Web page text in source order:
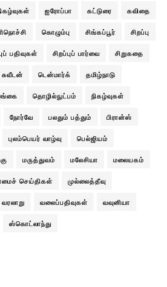
ஐரோப்பா கட்டுரை கவிதை
கொழும்பு சிங்கப்பூர் சிறப்பு
பதிவுகள் சிறப்புப் பார்வை சிறுகதை
சுவீடன் டென்மார்க் தமிழ்நாடு
தொழில்நுட்பம் நிகழ்வுகள்
நோர்வே பலதும் பத்தும் பிரான்ஸ்
புலம்பெயர் வாழ்வு பெல்ஜியம்
மருத்துவம் மலேசியா மலையகம்
செய்திகள் முல்லைத்தீவு
வரலாறு வலைப்பதிவுகள் வவுனியா
ஸ்கொட்லாந்து